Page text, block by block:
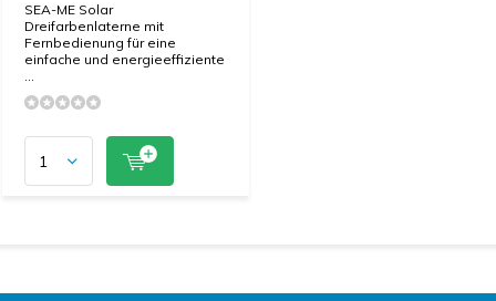
SEA-ME Solar
Dreifarbenlaterne mit
Fernbedienung für eine
einfache und energieeffiziente
...